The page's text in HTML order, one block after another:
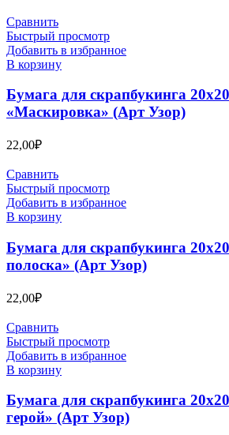
Сравнить
Быстрый просмотр
Добавить в избранное
В корзину
Бумага для скрапбукинга
«Маскировка» (Арт Узор)
22,00₽
Сравнить
Быстрый просмотр
Добавить в избранное
В корзину
Бумага для скрапбукинга
полоска» (Арт Узор)
22,00₽
Сравнить
Быстрый просмотр
Добавить в избранное
В корзину
Бумага для скрапбукинга
герой» (Арт Узор)